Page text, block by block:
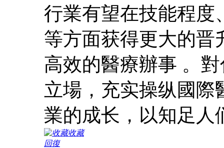
行業有望在技能程度
等方面获得更大的晋
高效的醫療辦事 。
立場，充实操纵國際
業的成长，以知足人
收藏
回復